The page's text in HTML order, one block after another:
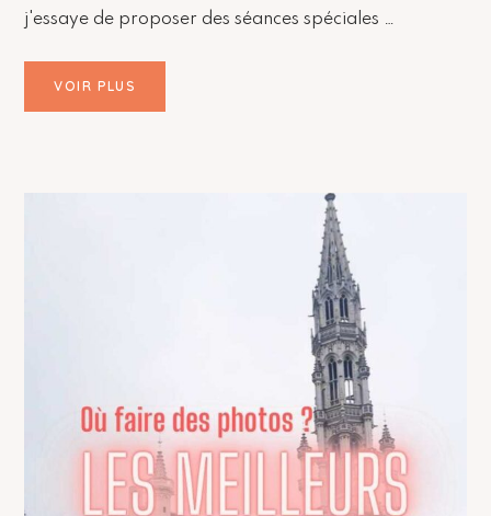
j'essaye de proposer des séances spéciales …
VOIR PLUS